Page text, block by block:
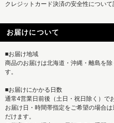
クレジットカード決済の安全性について
お届けについて
■お届け地域
商品のお届けは北海道・沖縄・離島を
す。
■お届けにかかる日数
通常4営業日前後（土日・祝日除く）で
お届け日・時間帯指定をご希望の場合
だけます。